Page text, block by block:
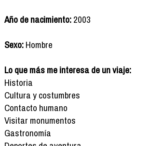
Año de nacimiento:2003
Sexo:Hombre
Lo que más me interesa de un viaje:
Historia
Cultura y costumbres
Contacto humano
Visitar monumentos
Gastronomía